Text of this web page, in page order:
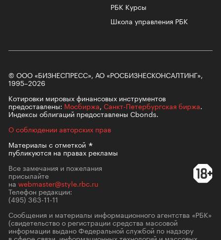
РБК Курсы
Школа управления РБК
© ООО «БИЗНЕСПРЕСС», АО «РОСБИЗНЕСКОНСАЛТИНГ»,
1995–2026
Котировки мировых финансовых инструментов
предоставлены: Мосбиржа, Санкт-Петербургская биржа.
Индексы облигаций предоставлены Cbonds.
О соблюдении авторских прав
Материалы сотметкой
публикуются на правах рекламы
Все замечания и пожелания
присылайте
на webmaster@style.rbc.ru
Телефон редакции:
(495) 363-11-11
Сообщения и материалы информационного агентства «РБК»
(свидетельство о регистрации средства массовой
информации выдано Федеральной службой по надзору